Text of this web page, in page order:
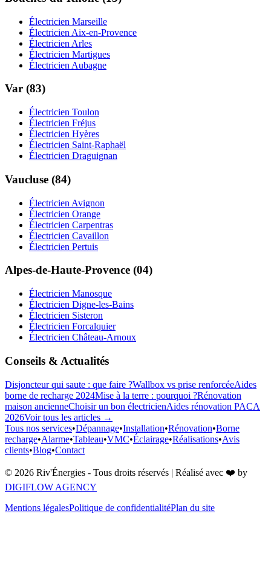
Électricien Marseille
Électricien Aix-en-Provence
Électricien Arles
Électricien Martigues
Électricien Aubagne
Var (83)
Électricien Toulon
Électricien Fréjus
Électricien Hyères
Électricien Saint-Raphaël
Électricien Draguignan
Vaucluse (84)
Électricien Avignon
Électricien Orange
Électricien Carpentras
Électricien Cavaillon
Électricien Pertuis
Alpes-de-Haute-Provence (04)
Électricien Manosque
Électricien Digne-les-Bains
Électricien Sisteron
Électricien Forcalquier
Électricien Château-Arnoux
Conseils & Actualités
Disjoncteur qui saute : que faire ?Wallbox vs prise renforcéeAides
borne de recharge 2024Mise à la terre : pourquoi ?Rénovation
maison ancienneChoisir un bon électricienAides rénovation PACA
2026Voir tous les articles →
Tous nos services•Dépannage•Installation•Rénovation•Borne
recharge•Alarme•Tableau•VMC•Éclairage•Réalisations•Avis
clients•Blog•Contact
© 2026 Riv'Énergies - Tous droits réservés | Réalisé avec ❤️ by
DIGIFLOW AGENCY
Mentions légalesPolitique de confidentialitéPlan du site